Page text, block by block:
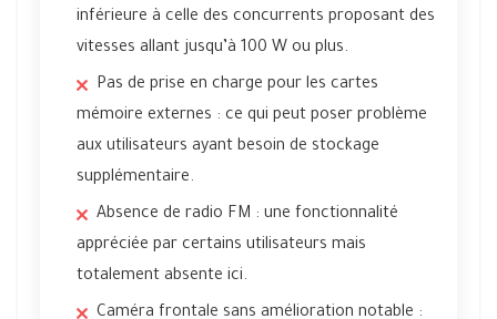
inférieure à celle des concurrents proposant des
vitesses allant jusqu’à 100 W ou plus.
Pas de prise en charge pour les cartes
mémoire externes : ce qui peut poser problème
aux utilisateurs ayant besoin de stockage
supplémentaire.
Absence de radio FM : une fonctionnalité
appréciée par certains utilisateurs mais
totalement absente ici.
Caméra frontale sans amélioration notable :